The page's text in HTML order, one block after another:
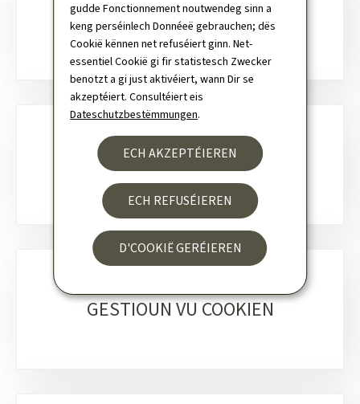
gudde Fonctionnement noutwendeg sinn a
keng perséinlech Donnéeë gebrauchen; dës
Cookië kënnen net refuséiert ginn. Net-
essentiel Cookië gi fir statistesch Zwecker
benotzt a gi just aktivéiert, wann Dir se
akzeptéiert. Consultéiert eis
Dateschutzbestëmmungen.
ECH AKZEPTÉIEREN
ECH REFUSÉIEREN
D'COOKIË GERÉIEREN
SICH
NEWSLETTER
GESTIOUN VU COOKIEN